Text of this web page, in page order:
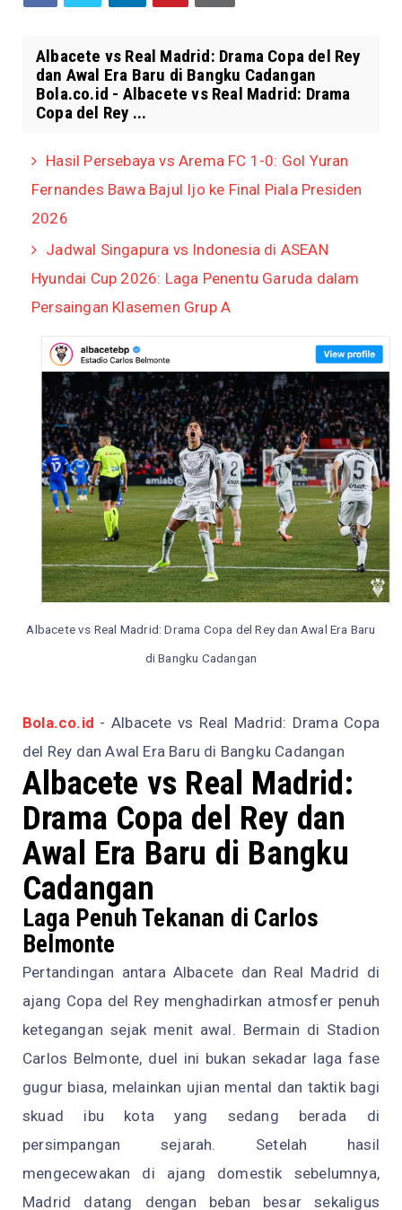
Albacete vs Real Madrid: Drama Copa del Rey
dan Awal Era Baru di Bangku Cadangan
Bola.co.id - Albacete vs Real Madrid: Drama
Copa del Rey ...
Hasil Persebaya vs Arema FC 1-0: Gol Yuran
Fernandes Bawa Bajul Ijo ke Final Piala Presiden
2026
Jadwal Singapura vs Indonesia di ASEAN
Hyundai Cup 2026: Laga Penentu Garuda dalam
Persaingan Klasemen Grup A
Albacete vs Real Madrid: Drama Copa del Rey dan Awal Era Baru
di Bangku Cadangan
Bola.co.id - Albacete vs Real Madrid: Drama Copa
del Rey dan Awal Era Baru di Bangku Cadangan
Albacete vs Real Madrid:
Drama Copa del Rey dan
Awal Era Baru di Bangku
Cadangan
Laga Penuh Tekanan di Carlos
Belmonte
Pertandingan antara Albacete dan Real Madrid di
ajang Copa del Rey menghadirkan atmosfer penuh
ketegangan sejak menit awal. Bermain di Stadion
Carlos Belmonte, duel ini bukan sekadar laga fase
gugur biasa, melainkan ujian mental dan taktik bagi
skuad ibu kota yang sedang berada di
persimpangan sejarah. Setelah hasil
mengecewakan di ajang domestik sebelumnya,
Madrid datang dengan beban besar sekaligus